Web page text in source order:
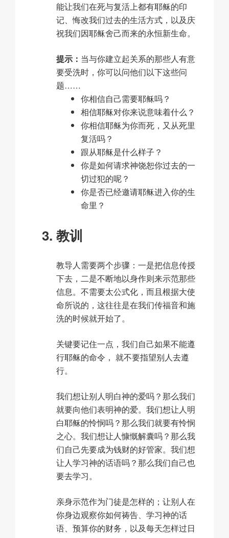
能让我们在死与复活上都有耶稣的印
记、悔改我们过去的生活方式，以及庆
祝我们因耶稣舍己而来的永恒新生命。
提示： 当与你建立起关系的那些人有意
要受洗时，你可以问他们以下这些问
题……
你相信自己需要耶稣吗？
相信耶稣对你来说意味着什么？
你相信耶稣为你而死，又从死里
复活吗？
跟从耶稣是什么样子？
你是如何请求神饶恕你过去的一
切过犯的呢？
你是否已经邀请耶稣进入你的生
命里？
教训
教导人需要两个步骤：一是把信息传授
下去，二是不断地以身作则来示范那些
信息。不需要太公式化，而且根据大使
命所说的，这往往是在我们传福音和施
洗的时候就开始了。
关键要记住一点，我们自己如果不能遵
行耶稣的命令， 就不要指望别人去遵
行。
我们想让别人明白神的爱吗？那么我们
就要向他们表明神的爱。我们想让人明
白耶稣的怜悯吗？那么我们就要有怜悯
之心。我们想让人慷慨解囊吗？那么我
们自己先要成为钱财的好管家。我们想
让人学习神的话语吗？那么我们自己也
要去学习。
亲身示范作为门徒是怎样的；让别人在
你身边观察你如何祷告、学习神的话
语、预算你的财务，以及每天怎样过日